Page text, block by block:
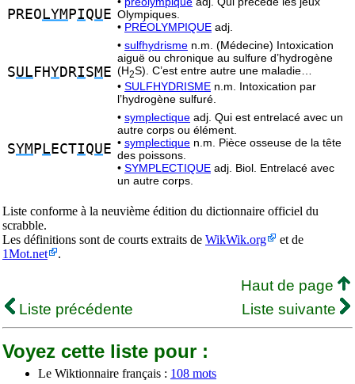
PREO LYM PIQU E Olympiques.
• PRÉOLYMPIQUE adj.
SUL FHYDRISM E
• sulfhydrisme n.m. (Médecine) Intoxication
aiguë ou chronique au sulfure d’hydrogène
(H2S). C’est entre autre une maladie…
• SULFHYDRISME n.m. Intoxication par
l’hydrogène sulfuré.
SYM P L ECTIQU E
• symplectique adj. Qui est entrelacé avec un
autre corps ou élément.
• symplectique n.m. Pièce osseuse de la tête
des poissons.
• SYMPLECTIQUE adj. Biol. Entrelacé avec
un autre corps.
Liste conforme à la neuvième édition du dictionnaire officiel du
scrabble.
Les définitions sont de courts extraits de WikWik.org
et de
1Mot.net
.
Haut de page
Liste précédente
Liste suivante
Voyez cette liste pour :
Le Wiktionnaire français : 108 mots